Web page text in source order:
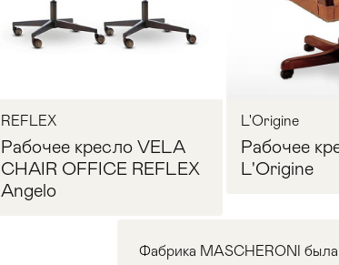
REFLEX
Рабочее кресло VELA
CHAIR OFFICE REFLEX
Angelo
L'Origine
Рабочее
L'Origine
Фабрика MASCHERONI была